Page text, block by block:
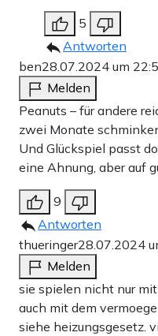
5
Antworten
ben28.07.2024 um
Melden
Peanuts – für andere
zwei Monate
Und Glückspiel passt
eine Ahnung, aber auf
9
Antworten
thueringer28.07.2024
Melden
sie spielen nicht nur
auch mit dem
siehe heizungsgesetz.